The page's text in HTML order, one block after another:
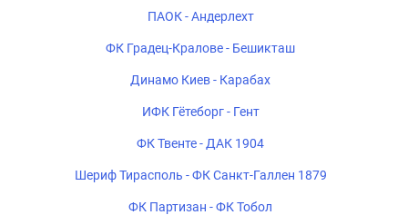
ПАОК - Андерлехт
ФК Градец-Кралове - Бешикташ
Динамо Киев - Карабах
ИФК Гётеборг - Гент
ФК Твенте - ДАК 1904
Шериф Тирасполь - ФК Санкт-Галлен 1879
ФК Партизан - ФК Тобол